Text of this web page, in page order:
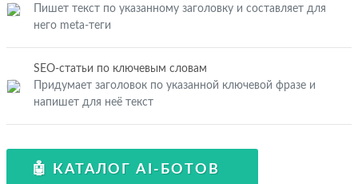
Пишет текст по указанному заголовку и составляет для
него meta-теги
SEO-статьи по ключевым словам
Придумает заголовок по указанной ключевой фразе и
напишет для неё текст
🤖 КАТАЛОГ AI-БОТОВ